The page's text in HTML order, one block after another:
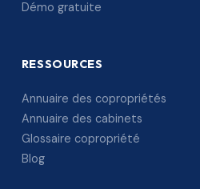
Démo gratuite
RESSOURCES
Annuaire des copropriétés
Annuaire des cabinets
Glossaire copropriété
Blog